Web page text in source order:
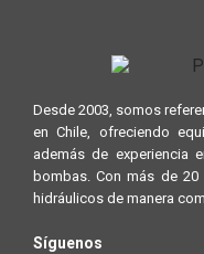
Desde 2003, somos
en Chile, ofreciendo
además de experiencia
bombas. Con más de
hidráulicos de manera
Síguenos